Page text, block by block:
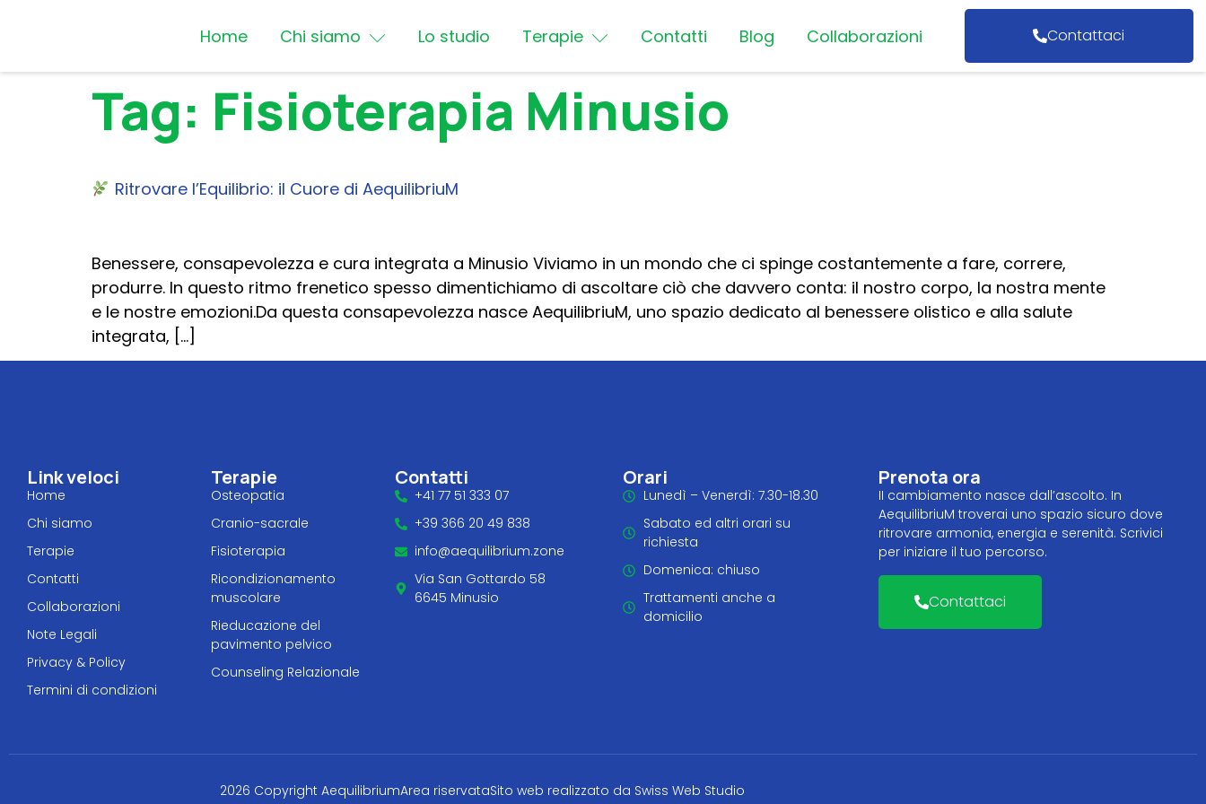
Home Chi siamo Lo studio Terapie Contatti Blog Collaborazioni Contattaci
Tag: Fisioterapia Minusio
Ritrovare l’Equilibrio: il Cuore di AequilibriuM
Benessere, consapevolezza e cura integrata a Minusio Viviamo in un mondo che ci spinge costantemente a fare, correre,
produrre. In questo ritmo frenetico spesso dimentichiamo di ascoltare ciò che davvero conta: il nostro corpo, la nostra mente
e le nostre emozioni.Da questa consapevolezza nasce AequilibriuM, uno spazio dedicato al benessere olistico e alla salute
integrata, […]
Link veloci
Home
Chi siamo
Terapie
Contatti
Collaborazioni
Note Legali
Privacy & Policy
Termini di condizioni
Terapie
Osteopatia
Cranio-sacrale
Fisioterapia
Ricondizionamento
muscolare
Rieducazione del
pavimento pelvico
Counseling Relazionale
Contatti
+41 77 51 333 07
+39 366 20 49 838
info@aequilibrium.zone
Via San Gottardo 58
6645 Minusio
Orari
Lunedì – Venerdì: 7.30-18.30
Sabato ed altri orari su
richiesta
Domenica: chiuso
Trattamenti anche a
domicilio
Prenota ora
II cambiamento nasce dall’ascolto. In
AequilibriuM troverai uno spazio sicuro dove
ritrovare armonia, energia e serenità. Scrivici
per iniziare il tuo percorso.
Contattaci
2026 Copyright AequilibriumArea riservataSito web realizzato da Swiss Web Studio